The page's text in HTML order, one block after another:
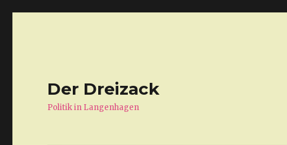
Der Dreizack
Politik in Langenhagen